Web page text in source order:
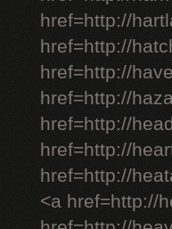
href=http://
href=http://
href=http://
href=http://
href=http://
href=http://
href=http://
<a href=http://